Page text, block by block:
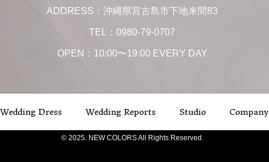
ADDRESS：沖縄県宮古島市下地来間83
TEL：0980-79-0707
OPEN：10:00〜19:00 EVERY DAY
Wedding Dress Wedding Reports Studio Company
© 2025. NEW COLORS All Rights Reserved.